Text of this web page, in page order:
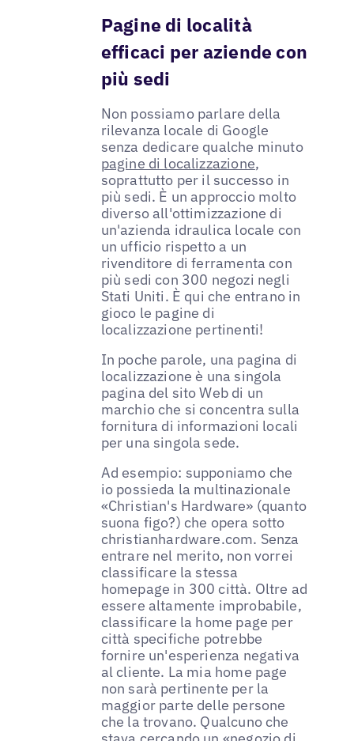
Pagine di località
efficaci per aziende con
più sedi
Non possiamo parlare della
rilevanza locale di Google
senza dedicare qualche minuto
pagine di localizzazione,
soprattutto per il successo in
più sedi. È un approccio molto
diverso all'ottimizzazione di
un'azienda idraulica locale con
un ufficio rispetto a un
rivenditore di ferramenta con
più sedi con 300 negozi negli
Stati Uniti. È qui che entrano in
gioco le pagine di
localizzazione pertinenti!
In poche parole, una pagina di
localizzazione è una singola
pagina del sito Web di un
marchio che si concentra sulla
fornitura di informazioni locali
per una singola sede.
Ad esempio: supponiamo che
io possieda la multinazionale
«Christian's Hardware» (quanto
suona figo?) che opera sotto
christianhardware.com. Senza
entrare nel merito, non vorrei
classificare la stessa
homepage in 300 città. Oltre ad
essere altamente improbabile,
classificare la home page per
città specifiche potrebbe
fornire un'esperienza negativa
al cliente. La mia home page
non sarà pertinente per la
maggior parte delle persone
che la trovano. Qualcuno che